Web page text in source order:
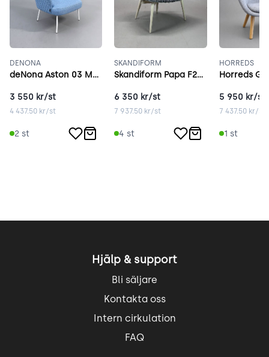
DENONA
deNona Aston 03 Metal ljusblå
3 550 kr/st
4 437.50 kr/st
2 st
SKANDIFORM
Skandiform Papa F276 ask
6 350 kr/st
7 937.50 kr/st
4 st
HORREDS
5 950 kr/st
7 437.50kr/st
1 st
Hjälp & support
Bli säljare
Kontakta oss
Intern cirkulation
FAQ